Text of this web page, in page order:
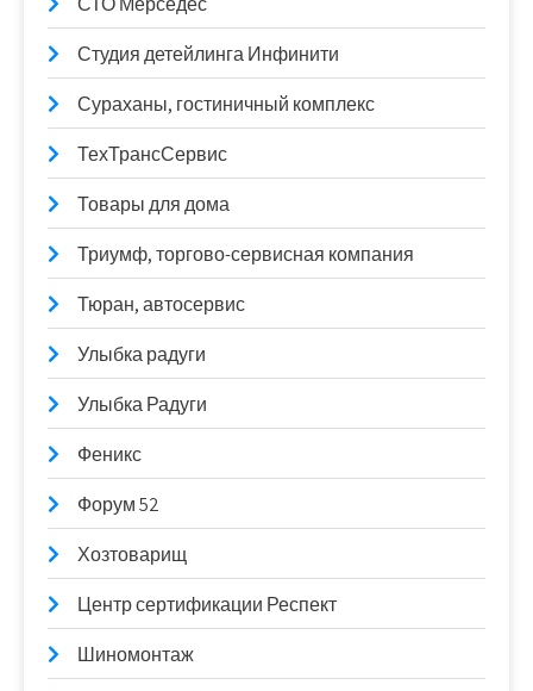
Студия детейлинга Инфинити
Сураханы, гостиничный комплекс
ТехТрансСервис
Товары для дома
Триумф, торгово-сервисная компания
Тюран, автосервис
Улыбка радуги
Улыбка Радуги
Феникс
Форум 52
Хозтоварищ
Центр сертификации Респект
Шиномонтаж